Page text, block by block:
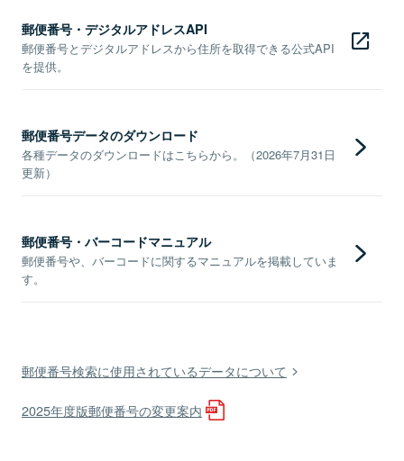
郵便番号・デジタルアドレスAPI
郵便番号とデジタルアドレスから住所を取得できる公式API
を提供。
郵便番号データのダウンロード
各種データのダウンロードはこちらから。（2026年7月31日
更新）
郵便番号・バーコードマニュアル
郵便番号や、バーコードに関するマニュアルを掲載していま
す。
郵便番号検索に使用されているデータについて
2025年度版郵便番号の変更案内